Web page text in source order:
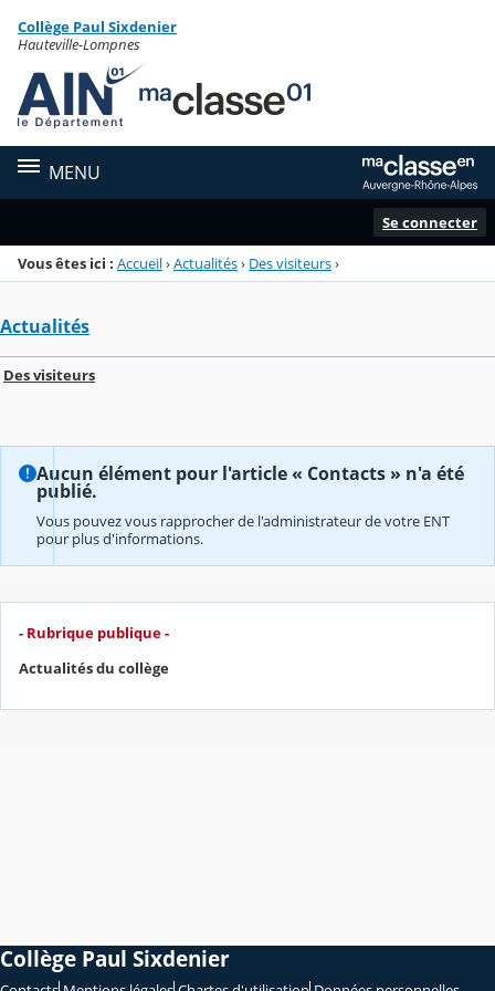
Menu de la rubrique
Contenu
Collège Paul Sixdenier
Hauteville-Lompnes
MENU
Se connecter
Vous êtes ici : Accueil›Actualités› Des visiteurs›
Actualités
Des visiteurs
Aucun élément pour l'article « Contacts » n'a été
publié.
Vous pouvez vous rapprocher de l'administrateur de votre ENT
pour plus d'informations.
- Rubrique publique -
Actualités du collège
Collège Paul Sixdenier